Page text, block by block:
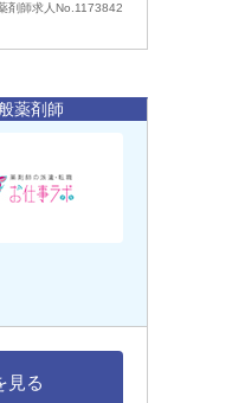
剤師求人No.1173842
薬剤師
見る